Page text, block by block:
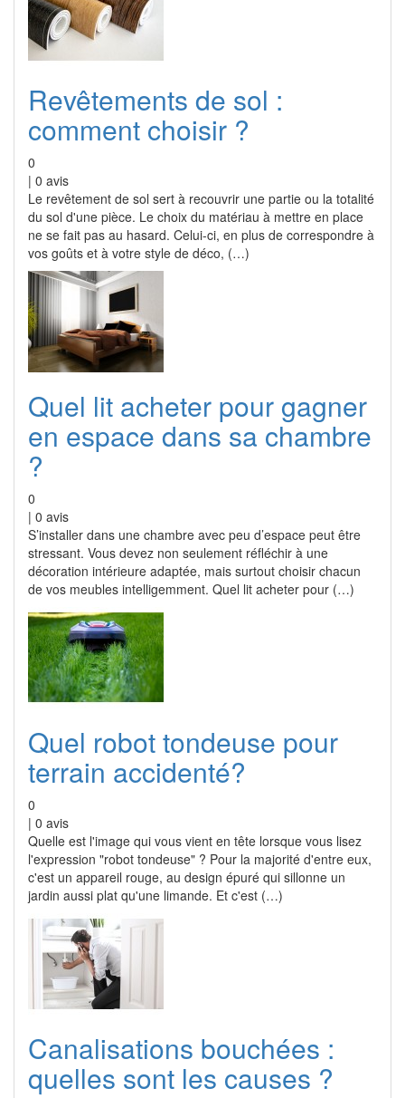
Revêtements de sol :
comment choisir ?
0
| 0 avis
Le revêtement de sol sert à recouvrir une partie ou la totalité
du sol d'une pièce. Le choix du matériau à mettre en place
ne se fait pas au hasard. Celui-ci, en plus de correspondre à
vos goûts et à votre style de déco, (…)
Quel lit acheter pour gagner
en espace dans sa chambre
?
0
| 0 avis
S’installer dans une chambre avec peu d’espace peut être
stressant. Vous devez non seulement réfléchir à une
décoration intérieure adaptée, mais surtout choisir chacun
de vos meubles intelligemment. Quel lit acheter pour (…)
Quel robot tondeuse pour
terrain accidenté?
0
| 0 avis
Quelle est l'image qui vous vient en tête lorsque vous lisez
l'expression "robot tondeuse" ? Pour la majorité d'entre eux,
c'est un appareil rouge, au design épuré qui sillonne un
jardin aussi plat qu'une limande. Et c'est (…)
Canalisations bouchées :
quelles sont les causes ?